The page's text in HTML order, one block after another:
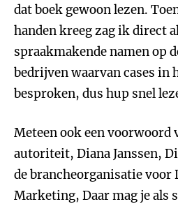
dat boek gewoon lezen.
handen kreeg zag ik direct
spraakmakende namen op
bedrijven waarvan cases in
besproken, dus hup snel
Meteen ook een voorwoord
autoriteit, Diana Janssen,
de brancheorganisatie voor
Marketing, Daar mag je als